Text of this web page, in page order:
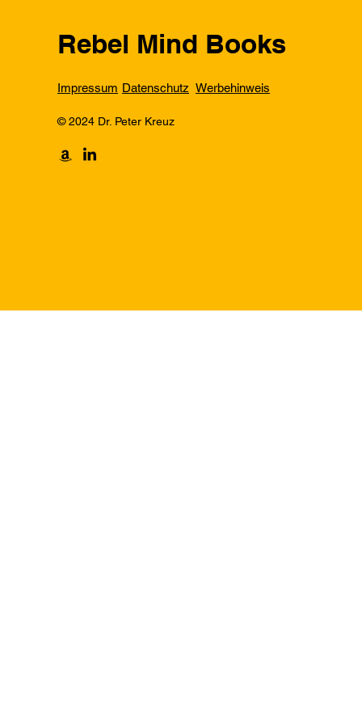
Rebel Mind Books
Impressum Datenschutz Werbehinweis
© 2024 Dr. Peter Kreuz